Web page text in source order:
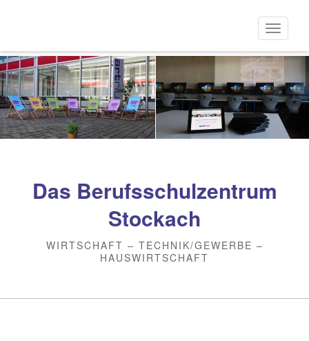
Inhalt
Das Berufsschulzentrum
Stockach
WIRTSCHAFT – TECHNIK/GEWERBE –
HAUSWIRTSCHAFT